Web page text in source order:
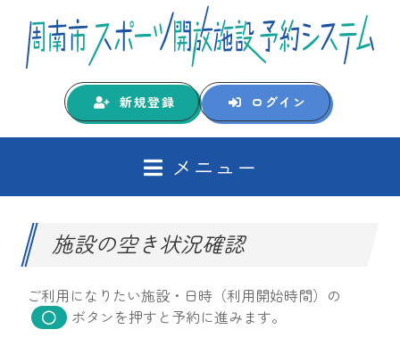
新規登録 ログイン
メニュー
施設の空き状況確認
ご利用になりたい施設・日時（利用開始時間）の
ボタンを押すと予約に進みます。